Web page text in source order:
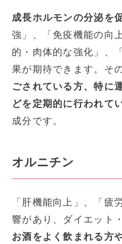
成長ホルモンの分泌を
強」、「免疫機能の向
的・肉体的な強化」、
果が期待できます。そ
ごされている方、特に
どを定期的に行われて
成分です。
オルニチン
「肝機能向上」、「疲
響があり、ダイエット
お酒をよく飲まれる方